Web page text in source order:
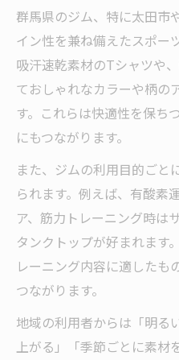
群馬県のジム、特に太田市
イン性を兼ね備えたスポー
吸汗速乾素材のTシャツや
ておしゃれなカラーや柄の
す。これらは快適性を保ち
にもつながります。
また、ジムの利用目的ごと
られます。例えば、有酸素
ア、筋力トレーニング時は
タンクトップが好まれます
レーニング内容に適したも
つながります。
地域の利用者からは「明る
上がる」「季節ごとに素材